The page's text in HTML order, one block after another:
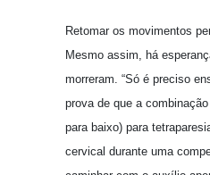
Retomar os movimentos
Mesmo assim, há
morreram. “Só é preciso
prova de que a
para baixo) para
cervical durante uma